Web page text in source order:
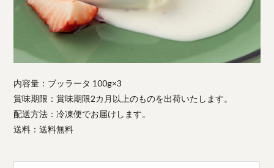
内容量：ブッラータ 100g×3
賞味期限：賞味期限2カ月以上のものを出荷いたします。
配送方法：冷凍便でお届けします。
送料：送料無料